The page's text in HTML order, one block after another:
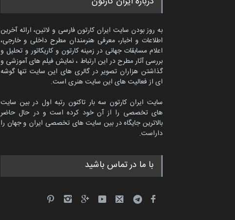
به روز بودن سایت ایران کارتون فارسی و لاتین، ارائه آخرین
اطلاعات و اخبار، معرفی هنرمندان مطرح داخلی و خارجی،
اعلام مسابقات جهانی در زمینه کارتون و کاریکاتور و تحلیل و
بررسی آثار مطرح در این ارتباط ، نمایش فیلم های آموزشی و
گذاشتن هزاران تصویر در گالری های این سایت تنها گوشه
ای از فعالیت های این سایت هنری است.
سایت ایران کارتون سه بار تاکنون رتبه اول در بین سایت
های تخصصی را از آن خود کرده است و در حال حاضر
بالاترین جایگاه در بین سایت های تخصصی ایران و جهان را
داراست.
با ما در تماس باشید
امین الحباره از عربستان سعودی
کاریکاتور